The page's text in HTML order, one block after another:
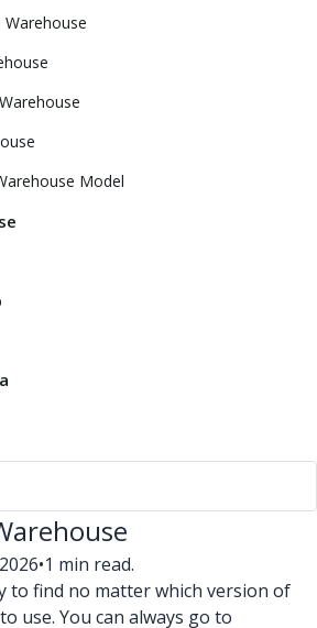
Model
•1 min read.
to find no matter which version of
use. You can always go to